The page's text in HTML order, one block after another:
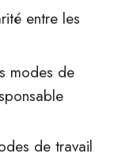
entre les
modes de
de travail